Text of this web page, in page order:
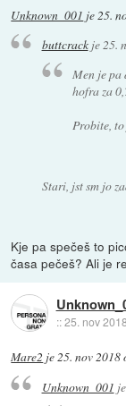
Unknown_001 je25.
buttcrackje25.
Men je pa
hofra za
Probite,
Stari, jst sm jo
Kje pa spečeš to
časa pečeš? Ali je
::25. nov
Mare2 je25. nov 2018
Unknown_001 je